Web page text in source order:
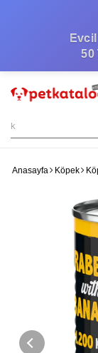
50
Anasayfa Köpek